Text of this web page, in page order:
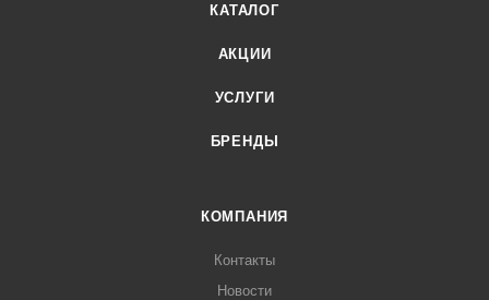
КАТАЛОГ
АКЦИИ
УСЛУГИ
БРЕНДЫ
КОМПАНИЯ
Контакты
Новости